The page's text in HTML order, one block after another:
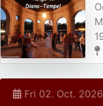
Fri 02. Oct. 2026